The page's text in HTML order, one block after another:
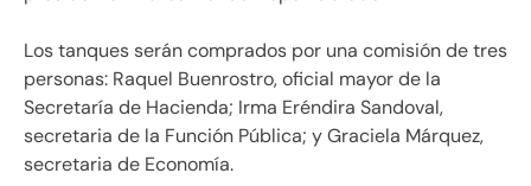
Los tanques serán comprados por una comisión de tres
personas: Raquel Buenrostro, oficial mayor de la
Secretaría de Hacienda; Irma Eréndira Sandoval,
secretaria de la Función Pública; y Graciela Márquez,
secretaria de Economía.